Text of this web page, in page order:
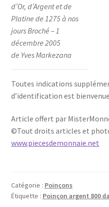
d’Or, d’Argent et de
Platine de 1275 à nos
jours Broché – 1
décembre 2005
de Yves Markezana
Toutes indications
d’identification est
Article offert par
©Tout droits articles et
www.piecesdemonnaie.net
Catégorie : Poinçons
Étiquette : Poinçon argent 800